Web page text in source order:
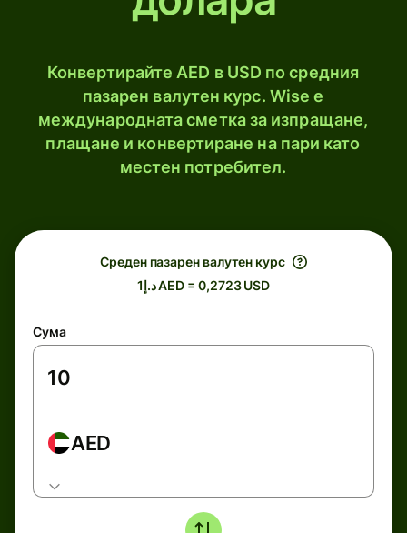
Конвертирайте AED в USD по средния
пазарен валутен курс. Wise е
международната сметка за изпращане,
плащане и конвертиране на пари като
местен потребител.
Среден пазарен валутен курс
د.إ1 AED = 0,2723 USD
Сума
AED